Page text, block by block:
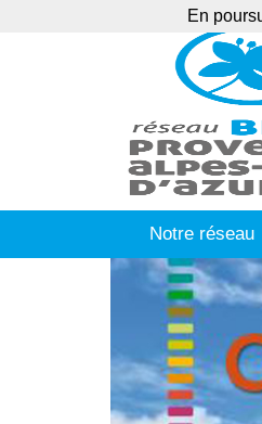
Notre réseau
En